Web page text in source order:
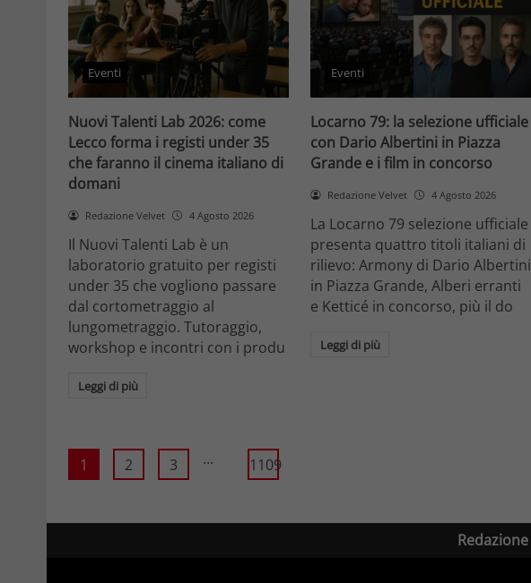
Eventi
Nuovi Talenti Lab 2026: come
Lecco forma i registi under 35
che faranno il cinema italiano di
domani
Redazione Velvet 4 Agosto 2026
Il Nuovi Talenti Lab è un
laboratorio gratuito per registi
under 35 che vogliono passare
dal cortometraggio al
lungometraggio. Tutoraggio,
workshop e incontri con i produ
Leggi di più
Eventi
Locarno 79: la selezione ufficiale
con Dario Albertini in Piazza
Grande e i film in concorso
Redazione Velvet 4 Agosto 2026
La Locarno 79 selezione ufficiale
presenta quattro titoli italiani di
rilievo: Armony di Dario Albertini
in Piazza Grande, Alberi erranti
e Ketticé in concorso, più il do
Leggi di più
1 2 3 ... 1109
Redazione